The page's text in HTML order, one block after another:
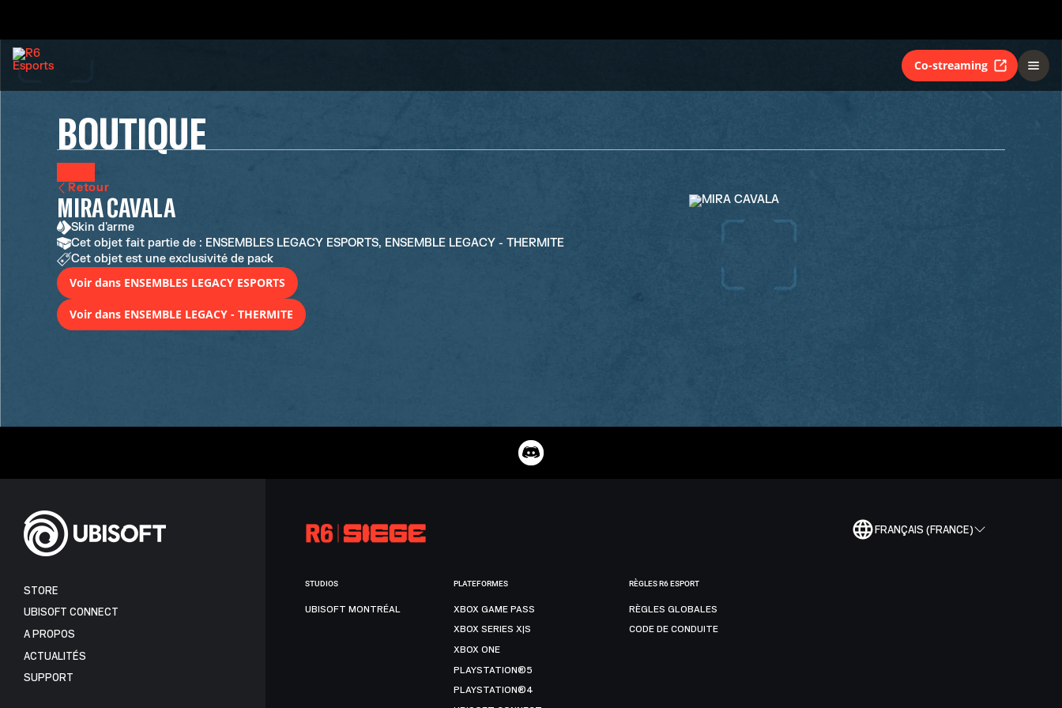
Co-streaming
BOUTIQUE
Retour
MIRA CAVALA
Skin d'arme
Cet objet fait partie de : ENSEMBLES LEGACY ESPORTS, ENSEMBLE LEGACY - THERMITE
Cet objet est une exclusivité de pack
Voir dans ENSEMBLES LEGACY ESPORTS
Voir dans ENSEMBLE LEGACY - THERMITE
FRANÇAIS (FRANCE)
STORE
UBISOFT CONNECT
A PROPOS
ACTUALITÉS
SUPPORT
STUDIOS
UBISOFT MONTRÉAL
PLATEFORMES
XBOX GAME PASS
XBOX SERIES X|S
XBOX ONE
PLAYSTATION®5
PLAYSTATION®4
RÈGLES R6 ESPORT
RÈGLES GLOBALES
CODE DE CONDUITE